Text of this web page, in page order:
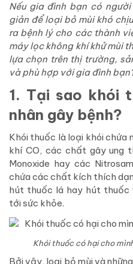
Nếu gia đình bạn có
giản để loại bỏ mùi khó
ra bệnh lý cho các thành
máy lọc không khí khử mùi
lựa chọn trên thị trường,
và phù hợp với gia đình
1. Tại sao khói
nhân gây bệnh?
Khói thuốc là loại khói chứa
khí CO, các chất gây ung
Monoxide hay các
chứa các chất kích thích
hút thuốc lá hay hút thuốc
tới sức khỏe.
Khói thuốc có hại cho
Bởi vậy, loại bỏ mùi và